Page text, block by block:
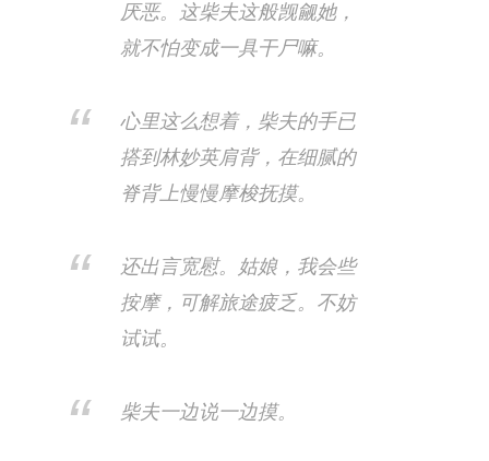
厌恶。这柴夫这般觊觎她，
就不怕变成一具干尸嘛。
心里这么想着，柴夫的手已
搭到林妙英肩背，在细腻的
脊背上慢慢摩梭抚摸。
还出言宽慰。姑娘，我会些
按摩，可解旅途疲乏。不妨
试试。
柴夫一边说一边摸。